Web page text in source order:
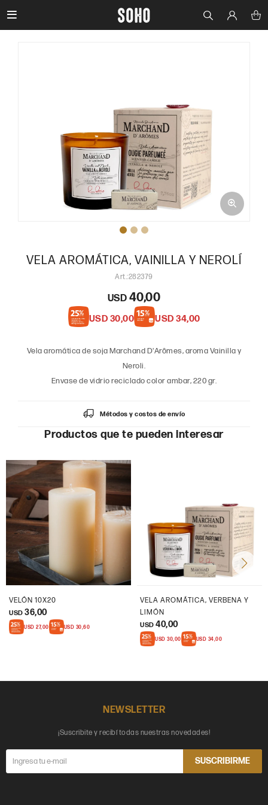

VELA AROMÁTICA, VAINILLA Y NEROLÍ
282379
USD 40,00
USD 30,00 USD 34,00
Vela aromática de soja Marchand D'Arômes, aroma Vainilla y
Neroli.
Envase de vidrio reciclado color ambar, 220 gr.
Métodos y costos de envío
Productos que te pueden interesar
VELÓN 10X20
USD 36,00
USD 27,00 USD 30,60
VELA AROMÁTICA, VERBENA Y
LIMÓN
USD 40,00
USD 30,00 USD 34,00
NEWSLETTER
¡Suscribite y recibí todas nuestras novedades!
SUSCRIBIRME